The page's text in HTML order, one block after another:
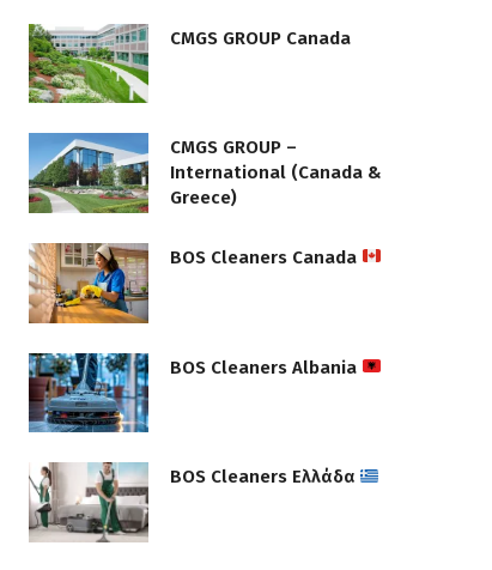
CMGS GROUP Canada
CMGS GROUP –
International (Canada &
Greece)
BOS Cleaners Canada
BOS Cleaners Albania
BOS Cleaners Ελλάδα